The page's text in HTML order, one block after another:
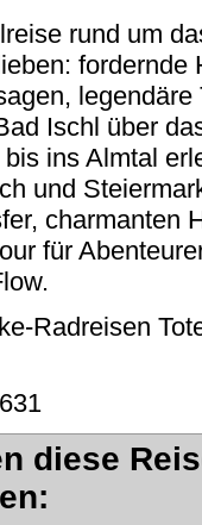
rund um
fordernde
Ischl über
ins Almtal
und
charmanten
für
Radreisen
diese